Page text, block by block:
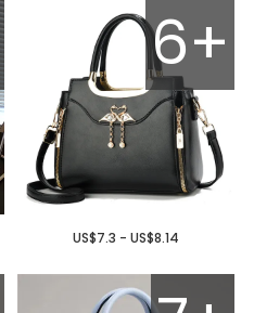
6+
US$7.3 - US$8.14